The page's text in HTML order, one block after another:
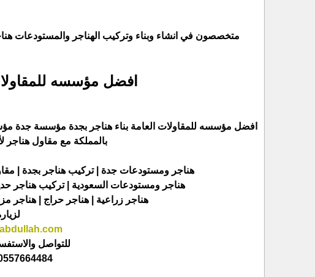
متخصصون في انشاء وبناء وتركيب الهناجر والمستودعات
افضل مؤسسه
افضل مؤسسه للمقاولات العامة بناء هناجر بجدة مؤسسة جدة
بالمملكة مع مقاول هناجر
هناجر ومستودعات جدة | تركيب هناجر بجدة |
هناجر ومستودعات السعودية | تركيب هناجر
هناجر زراعية | هناجر حراج | هناجر
للتواصل
- 0559885007